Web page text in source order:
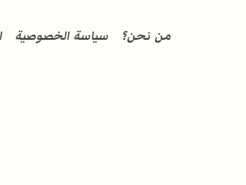
من نحن؟ سياسة الخصوصية